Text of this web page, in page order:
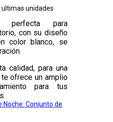
ultimas unidades
perfecta para
con su diseño
color blanco, se
calidad, para una
ofrece un amplio
para tus